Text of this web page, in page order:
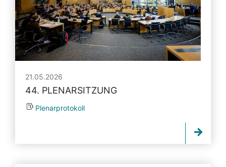
21.05.2026
44. PLENARSITZUNG
Plenarprotokoll